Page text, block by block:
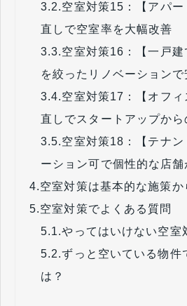
3.2.空室対策15：【アパ
直しで空室率を大幅改善
3.3.空室対策16：【一戸
を絞ったリノベーションで
3.4.空室対策17：【オフ
直しでスタートアップから
3.5.空室対策18：【テナ
ーション可で個性的な店舗
4.空室対策は基本的な施策か
5.空室対策でよくある質問
5.1.やってはいけない空室
5.2.ずっと空いている物件
は？